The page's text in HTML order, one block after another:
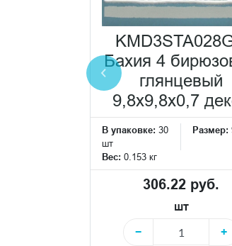
Бахия 4
глянцевый
9,8x9,8x0,7
В упаковке: 30
шт
Размер:
Вес: 0.153 кг
306.22 руб.
шт
−
+